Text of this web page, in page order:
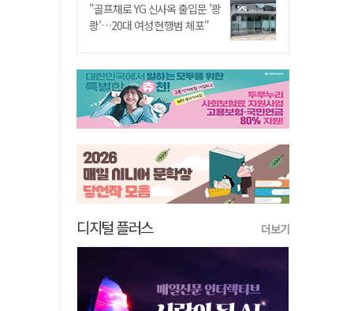
"골프채로 YG 신사옥 출입문 '쾅
쾅'…20대 여성 현행범 체포"
디지털 플러스 더보기